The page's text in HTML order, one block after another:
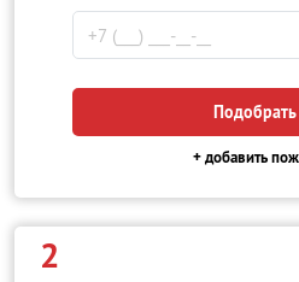
Подобрать
+ добавить
2